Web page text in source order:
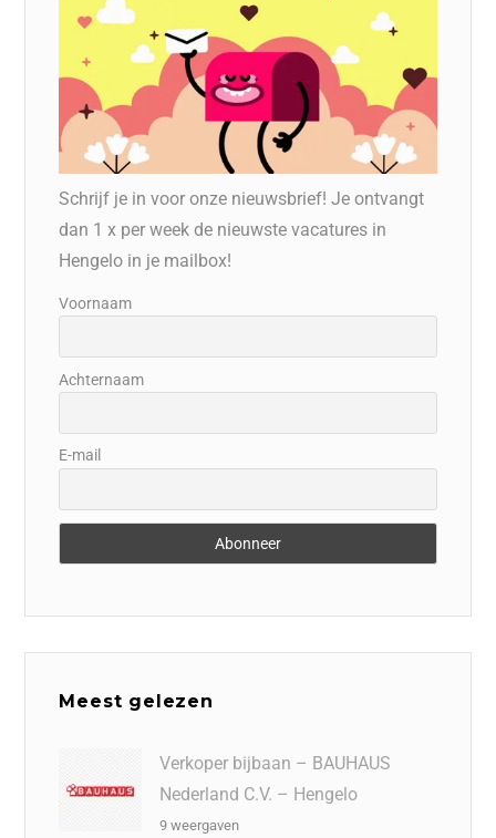
Schrijf je in voor onze nieuwsbrief! Je ontvangt
dan 1 x per week de nieuwste vacatures in
Hengelo in je mailbox!
Voornaam
Achternaam
E-mail
Meest gelezen
Verkoper bijbaan – BAUHAUS
Nederland C.V. – Hengelo
9 weergaven